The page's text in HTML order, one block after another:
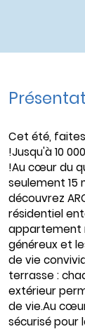
Cet été,
!Jusqu'à 10
!Au cœur du
seulement 15
découvrez
résidentiel
appartement
généreux et
de vie
terrasse :
extérieur
de vie.Au
sécurisé pour